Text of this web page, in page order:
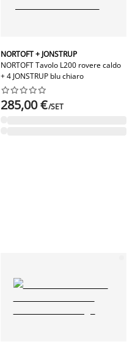
NORTOFT + JONSTRUP
NORTOFT Tavolo L200 rovere caldo
+ 4 JONSTRUP blu chiaro






285,00 €/SET